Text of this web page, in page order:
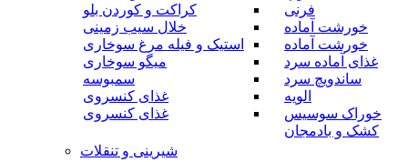
فرنی
خورشت آماده
خورشت آماده
غذای آماده سرد
ساندویچ سرد
الویه
خوراک سوسیس
کشک و بادمجان
کراکت و کوردن بلو
خلال سیب زمینی
استیک و فیله مرغ سوخاری
میگو سوخاری
سمبوسه
غذای کنسروی
غذای کنسروی
شیرینی و تنقلات